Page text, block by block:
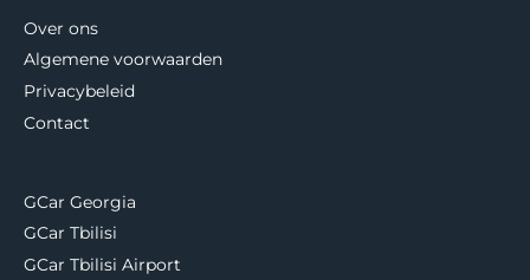
Over ons
Algemene voorwaarden
Privacybeleid
Contact
GCar Georgia
GCar Tbilisi
GCar Tbilisi Airport